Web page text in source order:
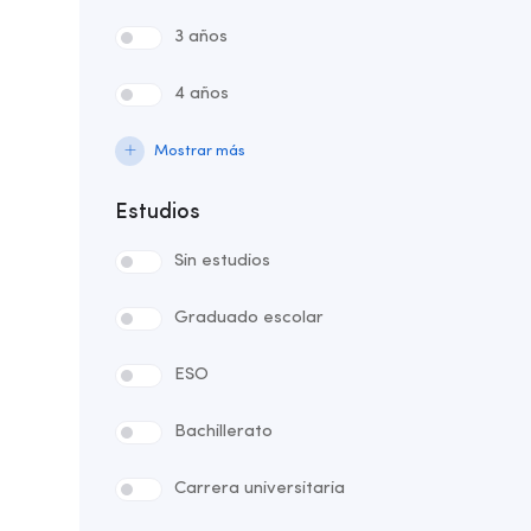
3 años
4 años
Mostrar más
Estudios
Sin estudios
Graduado escolar
ESO
Bachillerato
Carrera universitaria